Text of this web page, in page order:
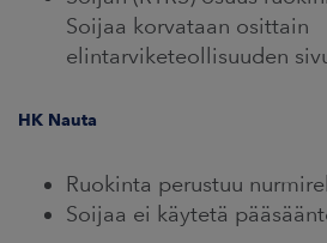
Soijaa korvataan osittain
elintarviketeollisuuden
HK Nauta
Ruokinta perustuu
Soijaa ei käytetä